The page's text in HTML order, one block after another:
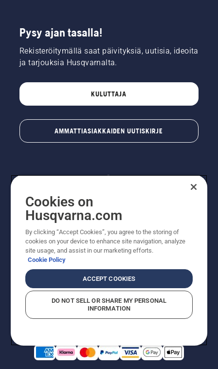
Pysy ajan tasalla!
Rekisteröitymällä saat päivityksiä, uutisia, ideoita
ja tarjouksia Husqvarnalta.
KULUTTAJA
AMMATTIASIAKKAIDEN UUTISKIRJE
© Husqvarna AB (publ). Kaikki oikeudet pidätetään.
Hinnat ovat suositushintoja. Varaamme oikeudet
hintamuutoksiin, kirjoitus- ja sisältövirheisiin. Sivusto
pyritään pitämään mahdollisimman ajantasaisena ja
suositushintoja (sis. alv), ellei tuotetta voi ostaa
suoraan verkkosivustoltamme.
EvästekäytäntöKäyttöehdotTietosuojailmoitusTiedot
Epäillyistä rikkomuksista ilmoittaminen
Cookies on
Husqvarna.com
By clicking “Accept Cookies”, you agree to the storing of
cookies on your device to enhance site navigation, analyze
site usage, and assist in our marketing efforts.
Cookie Policy
ACCEPT COOKIES
DO NOT SELL OR SHARE MY PERSONAL
INFORMATION